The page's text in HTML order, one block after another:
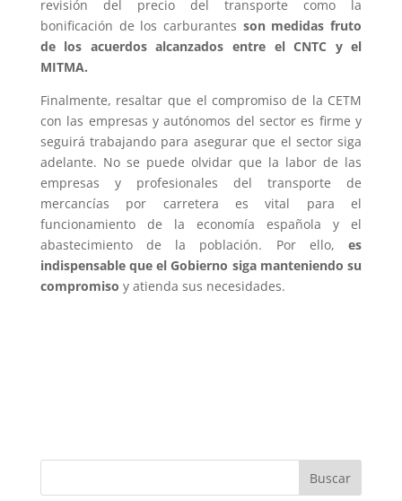
revisión del precio del transporte como la
bonificación de los carburantes son medidas fruto
de los acuerdos alcanzados entre el CNTC y el
MITMA.
Finalmente, resaltar que el compromiso de la CETM
con las empresas y autónomos del sector es firme y
seguirá trabajando para asegurar que el sector siga
adelante. No se puede olvidar que la labor de las
empresas y profesionales del transporte de
mercancías por carretera es vital para el
funcionamiento de la economía española y el
abastecimiento de la población. Por ello,es
indispensable que el Gobierno siga manteniendo su
compromiso y atienda sus necesidades.